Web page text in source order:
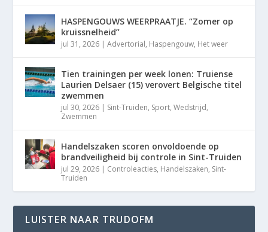
HASPENGOUWS WEERPRAATJE. “Zomer op
kruissnelheid”
jul 31, 2026 |Advertorial, Haspengouw, Het weer
Tien trainingen per week lonen: Truiense
Laurien Delsaer (15) verovert Belgische titel
zwemmen
jul 30, 2026 | Sint-Truiden, Sport,Wedstrijd,
Zwemmen
Handelszaken scoren onvoldoende op
brandveiligheid bij controle in Sint-Truiden
jul 29, 2026 | Controleacties, Handelszaken, Sint-
Truiden
LUISTER NAAR TRUDOFM